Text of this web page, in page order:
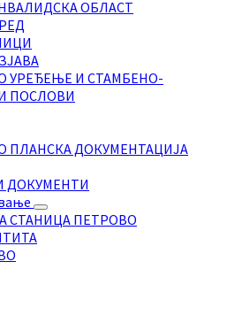
ОБЛАСТ
УРЕЂЕЊЕ И СТАМБЕНО-
ПОСЛОВИ
ПЛАНСКА ДОКУМЕНТАЦИЈА
ДОКУМЕНТИ
СТАНИЦА ПЕТРОВО